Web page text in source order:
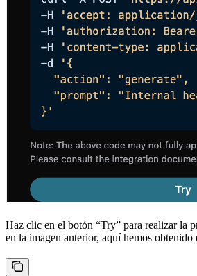
Haz clic en el botón “Try” para realizar la
en la imagen anterior, aquí hemos obtenido